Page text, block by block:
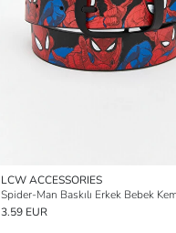
LCW ACCESSORIES
Spider-Man Baskılı Erkek Bebek
3.59 EUR